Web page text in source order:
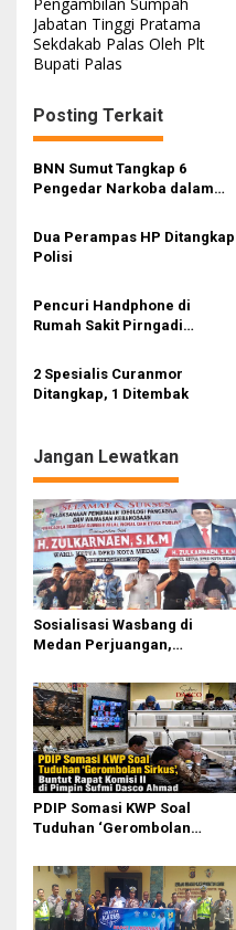
v
i
a
s
i
o
Pengambilan Sumpah
Jabatan Tinggi Pratama
Sekdakab Palas Oleh Plt
Bupati Palas
Posting Terkait
BNN Sumut Tangkap 6
Pengedar Narkoba dalam
Dua Perampas HP Ditangkap
Polisi
Pencuri Handphone di
Rumah Sakit Pirngadi
Baru
2 Spesialis Curanmor
Ditangkap, 1 Ditembak
Jangan Lewatkan
Sosialisasi Wasbang di
Medan Perjuangan,
Perjuangkan Ruang Bermain
Anak
PDIP Somasi KWP Soal
Tuduhan ‘Gerombolan
II Dipimpin Sufmi Dasco
Ahmad